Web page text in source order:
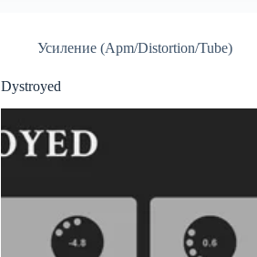
Усиление (Apm/Distortion/Tube)
Dystroyed